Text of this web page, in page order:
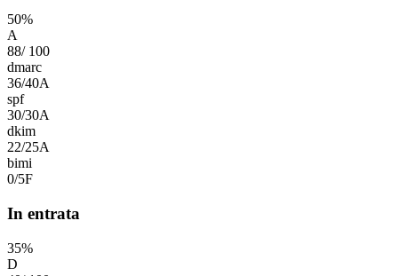
50%
A
88/ 100
dmarc
36/40A
spf
30/30A
dkim
22/25A
bimi
0/5F
In entrata
35%
D